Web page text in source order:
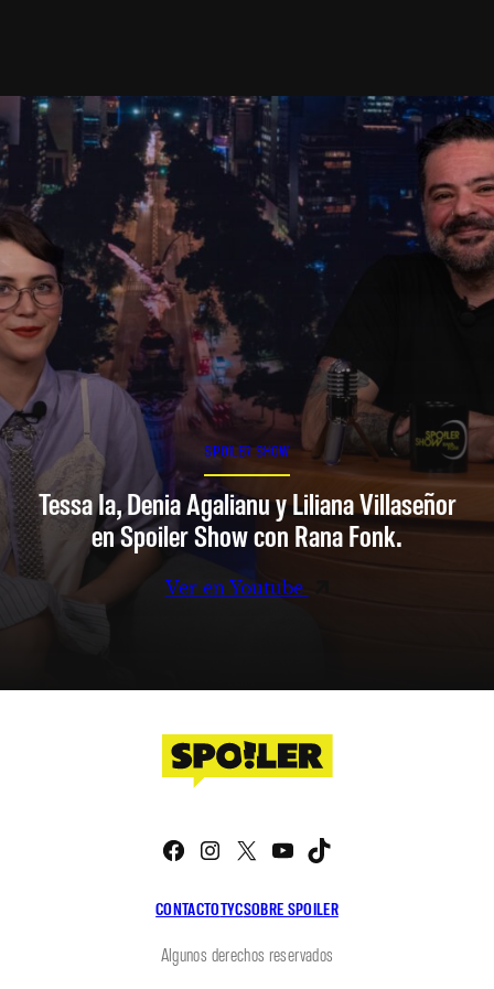
SPOILER SHOW
Tessa Ia, Denia Agalianu y Liliana Villaseñor
en Spoiler Show con Rana Fonk.
Ver en Youtube
CONTACTOTYCSOBRE SPOILER
Facebook
Instagram
X YouTube
Algunos derechos reservados